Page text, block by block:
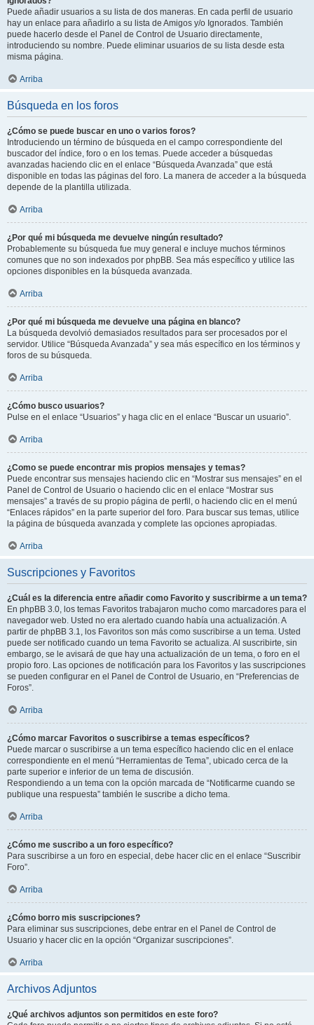
Puede añadir usuarios a su lista de dos maneras. En cada perfil de usuario
hay un enlace para añadirlo a su lista de Amigos y/o Ignorados. También
puede hacerlo desde el Panel de Control de Usuario directamente,
introduciendo su nombre. Puede eliminar usuarios de su lista desde esta
misma página.
Arriba
Búsqueda en los foros
¿Cómo se puede buscar en uno o varios foros?
Introduciendo un término de búsqueda en el campo correspondiente del
buscador del índice, foro o en los temas. Puede acceder a búsquedas
avanzadas haciendo clic en el enlace “Búsqueda Avanzada” que está
disponible en todas las páginas del foro. La manera de acceder a la búsqueda
depende de la plantilla utilizada.
Arriba
¿Por qué mi búsqueda me devuelve ningún resultado?
Probablemente su búsqueda fue muy general e incluye muchos términos
comunes que no son indexados por phpBB. Sea más específico y utilice las
opciones disponibles en la búsqueda avanzada.
Arriba
¿Por qué mi búsqueda me devuelve una página en blanco?
La búsqueda devolvió demasiados resultados para ser procesados por el
servidor. Utilice “Búsqueda Avanzada” y sea más específico en los términos y
foros de su búsqueda.
Arriba
¿Cómo busco usuarios?
Pulse en el enlace “Usuarios” y haga clic en el enlace “Buscar un usuario”.
Arriba
¿Como se puede encontrar mis propios mensajes y temas?
Puede encontrar sus mensajes haciendo clic en “Mostrar sus mensajes” en el
Panel de Control de Usuario o haciendo clic en el enlace “Mostrar sus
mensajes” a través de su propio página de perfil, o haciendo clic en el menú
“Enlaces rápidos” en la parte superior del foro. Para buscar sus temas, utilice
la página de búsqueda avanzada y complete las opciones apropiadas.
Arriba
Suscripciones y Favoritos
¿Cuál es la diferencia entre añadir como Favorito y suscribirme a un tema?
En phpBB 3.0, los temas Favoritos trabajaron mucho como marcadores para el
navegador web. Usted no era alertado cuando había una actualización. A
partir de phpBB 3.1, los Favoritos son más como suscribirse a un tema. Usted
puede ser notificado cuando un tema Favorito se actualiza. Al suscribirte, sin
embargo, se le avisará de que hay una actualización de un tema, o foro en el
propio foro. Las opciones de notificación para los Favoritos y las suscripciones
se pueden configurar en el Panel de Control de Usuario, en “Preferencias de
Foros”.
Arriba
¿Cómo marcar Favoritos o suscribirse a temas específicos?
Puede marcar o suscribirse a un tema específico haciendo clic en el enlace
correspondiente en el menú “Herramientas de Tema”, ubicado cerca de la
parte superior e inferior de un tema de discusión.
Respondiendo a un tema con la opción marcada de “Notificarme cuando se
publique una respuesta” también le suscribe a dicho tema.
Arriba
¿Cómo me suscribo a un foro específico?
Para suscribirse a un foro en especial, debe hacer clic en el enlace “Suscribir
Foro”.
Arriba
¿Cómo borro mis suscripciones?
Para eliminar sus suscripciones, debe entrar en el Panel de Control de
Usuario y hacer clic en la opción “Organizar suscripciones”.
Arriba
Archivos Adjuntos
¿Qué archivos adjuntos son permitidos en este foro?